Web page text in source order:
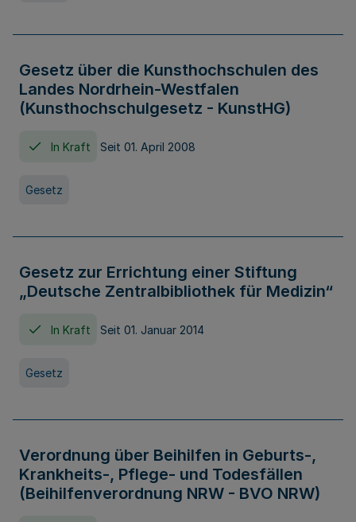
Gesetz über die Kunsthochschulen des
Landes Nordrhein-Westfalen
(Kunsthochschulgesetz - KunstHG)
In Kraft Seit 01. April 2008
Gesetz
Gesetz zur Errichtung einer Stiftung
„Deutsche Zentralbibliothek für Medizin“
In Kraft Seit 01. Januar 2014
Gesetz
Verordnung über Beihilfen in Geburts-,
Krankheits-, Pflege- und Todesfällen
(Beihilfenverordnung NRW - BVO NRW)